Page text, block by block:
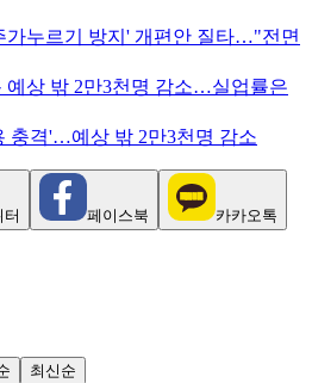
가누르기 방지' 개편안 질타…"전면
예상 밖 2만3천명 감소…실업률은
충격'…예상 밖 2만3천명 감소
터 페이스북 카카오톡
최신순